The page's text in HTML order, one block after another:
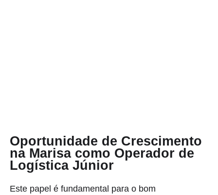
Oportunidade de Crescimento
na Marisa como Operador de
Logística Júnior
Este papel é fundamental para o bom